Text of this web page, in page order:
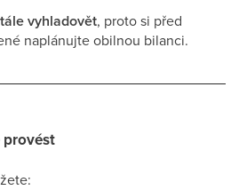
vyhladovět, proto si před
naplánujte obilnou bilanci.
provést